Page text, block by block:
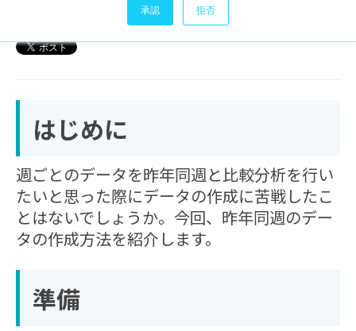
承認 拒否
はじめに
週ごとのデータを昨年同週と比較分析を行い
たいと思った際にデータの作成に苦戦したこ
とはないでしょうか。今回、昨年同週のデー
タの作成方法を紹介します。
準備